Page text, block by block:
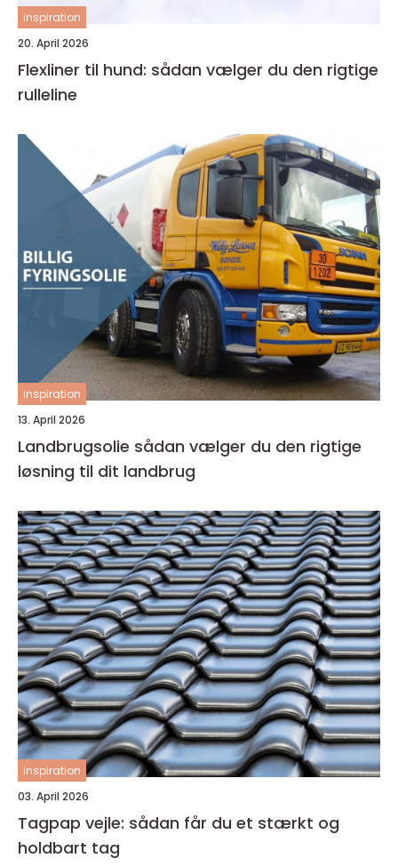
inspiration
20. April 2026
Flexliner til hund: sådan vælger du den rigtige
rulleline
inspiration
13. April 2026
Landbrugsolie sådan vælger du den rigtige
løsning til dit landbrug
inspiration
03. April 2026
Tagpap vejle: sådan får du et stærkt og
holdbart tag